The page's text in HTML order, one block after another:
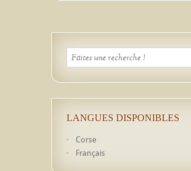
LANGUES DISPONIBLES
Corse
Français